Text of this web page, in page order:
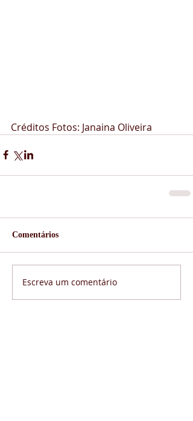
Créditos Fotos: Janaina Oliveira
Comentários
Escreva um comentário